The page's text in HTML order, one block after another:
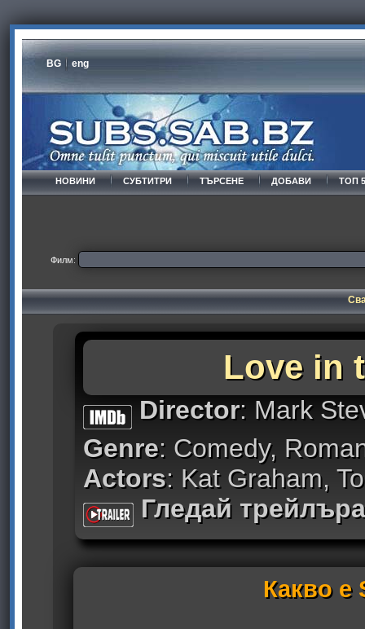
BG eng
НОВИНИ СУБТИТРИ ТЪРСЕНЕ ДОБАВИ ТОП
Филм:
Love in
Director: Mark
Genre: Comedy,
Actors: Kat Graham,
Гледай трейлъра
Какво е